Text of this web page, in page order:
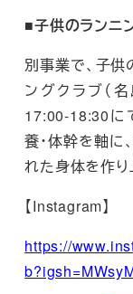
■子供のランニ
別事業で、子供
ングクラブ（
17:00-18:30に
養・体幹を軸に
れた身体を作り
【Instagram】
https://